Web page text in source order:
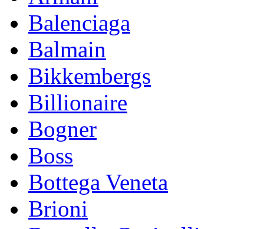
Balenciaga
Balmain
Bikkembergs
Billionaire
Bogner
Boss
Bottega Veneta
Brioni